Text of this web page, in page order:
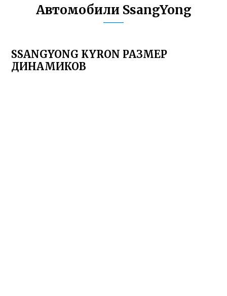
Автомобили SsangYong
SSANGYONG KYRON РАЗМЕР
ДИНАМИКОВ